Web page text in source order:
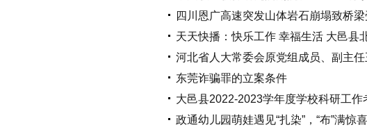
四川恩广高速突发山体岩石崩塌致桥
天天快播：快乐工作 幸福生活 大邑县
河北省人大常委会原党组成员、副主
东莞诈骗罪的立案条件
大邑县2022-2023学年度学校科研工
政通幼儿园萌娃遇见“扎染”，“布”满惊喜